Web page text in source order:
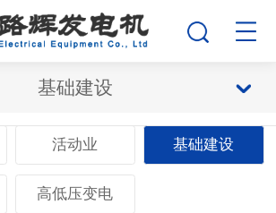
基础建设
活动业 基础建设
高低压变电